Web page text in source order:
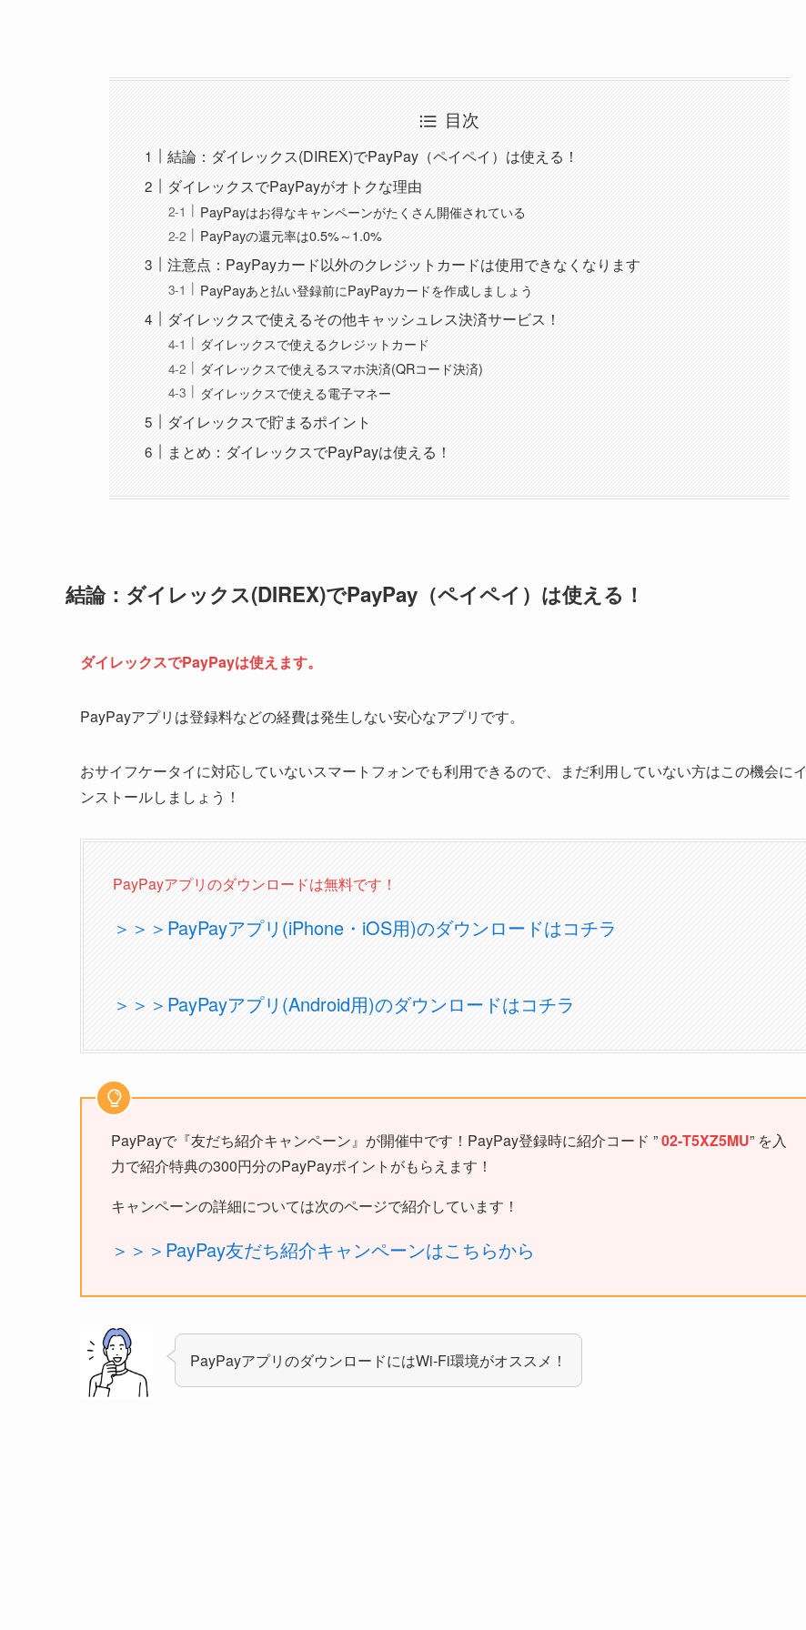
目次
結論：ダイレックス(DIREX)でPayPay（ペイペイ）は使える！
ダイレックスでPayPayがオトクな理由
PayPayはお得なキャンペーンがたくさん開催されている
PayPayの還元率は0.5%～1.0%
注意点：PayPayカード以外のクレジットカードは使用できなくなります
PayPayあと払い登録前にPayPayカードを作成しましょう
ダイレックスで使えるその他キャッシュレス決済サービス！
ダイレックスで使えるクレジットカード
ダイレックスで使えるスマホ決済(QRコード決済)
ダイレックスで使える電子マネー
ダイレックスで貯まるポイント
まとめ：ダイレックスでPayPayは使える！
結論：ダイレックス(DIREX)でPayPay（ペイペイ）は使える！
ダイレックスでPayPayは使えます。
PayPayアプリは登録料などの経費は発生しない安心なアプリです。
おサイフケータイに対応していないスマートフォンでも利用できるので、まだ利用していない方はこの機会にイ
ンストールしましょう！
PayPayアプリのダウンロードは無料です！
＞＞＞PayPayアプリ(iPhone・iOS用)のダウンロードはコチラ
＞＞＞PayPayアプリ(Android用)のダウンロードはコチラ
PayPayで『友だち紹介キャンペーン』が開催中です！PayPay登録時に紹介コード ”02-T5XZ5MU” を入
力で紹介特典の300円分のPayPayポイントがもらえます！
キャンペーンの詳細については次のページで紹介しています！
＞＞＞PayPay友だち紹介キャンペーンはこちらから
PayPayアプリのダウンロードにはWi-Fi環境がオススメ！